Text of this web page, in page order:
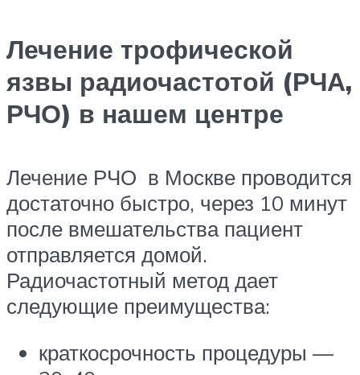
Лечение трофической
язвы радиочастотой (РЧА,
РЧО) в нашем центре
Лечение РЧО в Москве проводится
достаточно быстро, через 10 минут
после вмешательства пациент
отправляется домой.
Радиочастотный метод дает
следующие преимущества:
краткосрочность процедуры —